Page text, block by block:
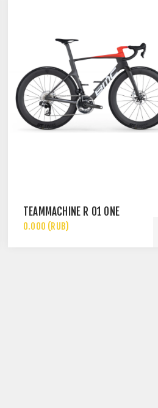
TEAMMACHINE R 01 ONE
0.000 (RUB)